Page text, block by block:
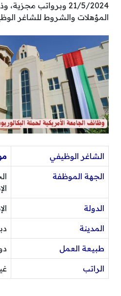
21/5/2024 وبرواتب
المؤهلات والشروط للشاغر
الشاغر الوظيفي
الجهة الموظفة
الدولة
المدينة
طبيعة العمل
الراتب